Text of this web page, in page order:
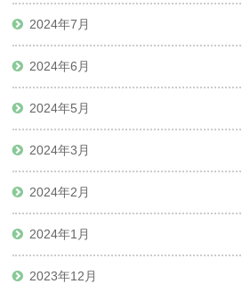
2024年7月
2024年6月
2024年5月
2024年3月
2024年2月
2024年1月
2023年12月